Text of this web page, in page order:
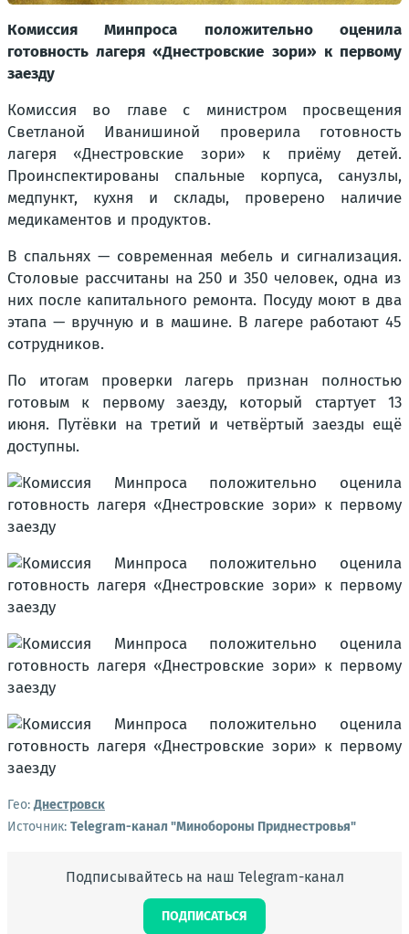
Комиссия Минпроса положительно оценила
готовность лагеря «Днестровские зори» к первому
заезду
Комиссия во главе с министром просвещения
Светланой Иванишиной проверила готовность
лагеря «Днестровские зори» к приёму детей.
Проинспектированы спальные корпуса, санузлы,
медпункт, кухня и склады, проверено наличие
медикаментов и продуктов.
В спальнях — современная мебель и сигнализация.
Столовые рассчитаны на 250 и 350 человек, одна из
них после капитального ремонта. Посуду моют в два
этапа — вручную и в машине. В лагере работают 45
сотрудников.
По итогам проверки лагерь признан полностью
готовым к первому заезду, который стартует 13
июня. Путёвки на третий и четвёртый заезды ещё
доступны.
Гео:Днестровск
Источник: Telegram-канал "Минобороны Приднестровья"
Подписывайтесь на наш Telegram-канал
ПОДПИСАТЬСЯ